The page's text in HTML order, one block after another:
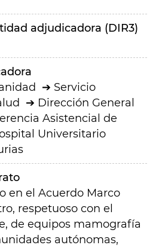
adjudicadora (DIR3)
Servicio
Dirección General
Asistencial de
Universitario
en el Acuerdo Marco
respetuoso con el
de equipos mamografía
autónomas,